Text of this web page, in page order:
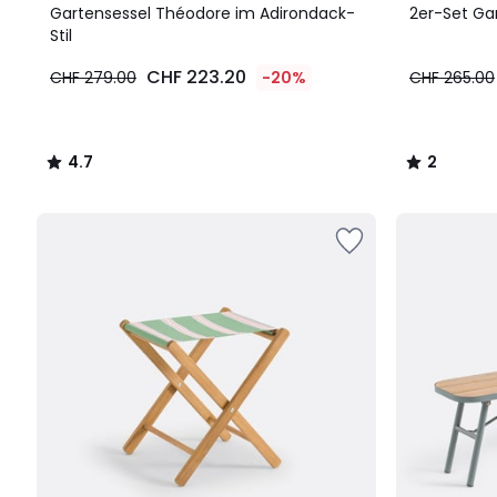
Gartensessel Théodore im Adirondack-
Stil
CHF 279.00 CHF 223.20 -20%
/ 5
4.7
/
2er-Set
CHF 265.00
/
2
/